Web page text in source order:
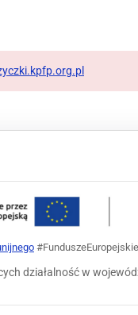
#FunduszeEuropejskie
działalność w